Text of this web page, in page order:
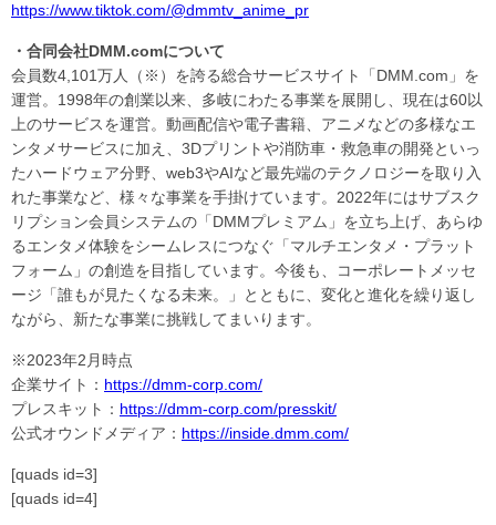
https://www.tiktok.com/@dmmtv_anime_pr
・合同会社DMM.comについて
会員数4,101万人（※）を誇る総合サービスサイト「DMM.com」を
運営。1998年の創業以来、多岐にわたる事業を展開し、現在は60以
上のサービスを運営。動画配信や電子書籍、アニメなどの多様なエ
ンタメサービスに加え、3Dプリントや消防車・救急車の開発といっ
たハードウェア分野、web3やAIなど最先端のテクノロジーを取り入
れた事業など、様々な事業を手掛けています。2022年にはサブスク
リプション会員システムの「DMMプレミアム」を立ち上げ、あらゆ
るエンタメ体験をシームレスにつなぐ「マルチエンタメ・プラット
フォーム」の創造を目指しています。今後も、コーポレートメッセ
ージ「誰もが見たくなる未来。」とともに、変化と進化を繰り返し
ながら、新たな事業に挑戦してまいります。
※2023年2月時点
企業サイト： https://dmm-corp.com/
プレスキット： https://dmm-corp.com/presskit/
公式オウンドメディア： https://inside.dmm.com/
[quads id=3]
[quads id=4]